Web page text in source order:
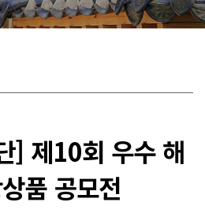
] 제10회 우수 해
품 공모전